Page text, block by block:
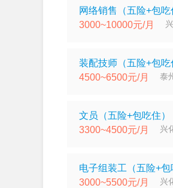
网络销售（五险+包吃
3000~10000元/月
装配技师（五险+包吃
4500~6500元/月 泰
文员（五险+包吃住）
3300~4500元/月 兴
电子组装工（五险+包
3000~5500元/月 兴